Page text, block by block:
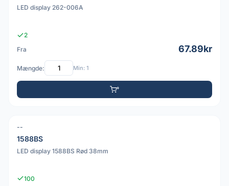
LED display 262-006A
2
Fra
67.89kr
Mængde: Min: 1
PDF
--
1588BS
LED display 1588BS Rød 38mm
100